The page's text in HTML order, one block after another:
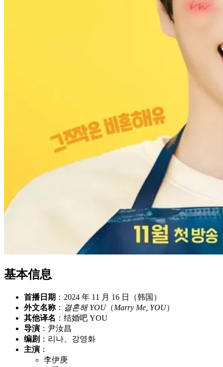
基本信息
首播日期 ：2024 年 11 月 16 日（韩国）
外文名称： 결혼해 YOU（Marry Me, YOU）
其他译名 ：结婚吧 YOU
导演 ：尹汝昌
编剧 ：리나、강영화
主演 ：
李伊庚